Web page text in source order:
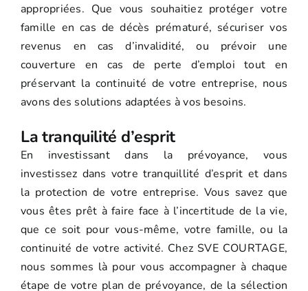
appropriées. Que vous souhaitiez protéger votre
famille en cas de décès prématuré, sécuriser vos
revenus en cas d’invalidité, ou prévoir une
couverture en cas de perte d’emploi tout en
préservant la continuité de votre entreprise, nous
avons des solutions adaptées à vos besoins.
La tranquilité d’esprit
En investissant dans la prévoyance, vous
investissez dans votre tranquillité d’esprit et dans
la protection de votre entreprise. Vous savez que
vous êtes prêt à faire face à l’incertitude de la vie,
que ce soit pour vous-même, votre famille, ou la
continuité de votre activité. Chez SVE COURTAGE,
nous sommes là pour vous accompagner à chaque
étape de votre plan de prévoyance, de la sélection